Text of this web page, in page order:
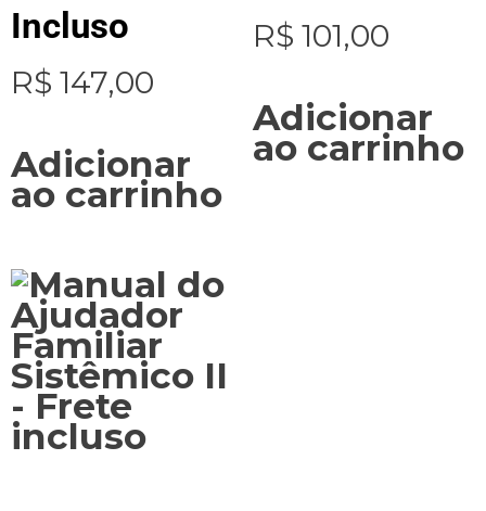
Incluso
R$ 147,00
Adicionar
ao carrinho
R$ 101,00
Adicionar
ao carrinho